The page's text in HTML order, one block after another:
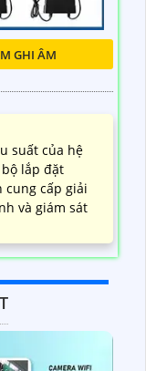
GHI ÂM
suất của hệ
lắp đặt
cung cấp giải
và giám sát